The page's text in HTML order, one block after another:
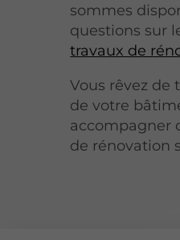
sommes
questions sur
travaux de
Vous rêvez de
de votre
accompagner
de rénovation